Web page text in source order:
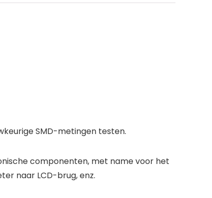
SMD-metingen testen.
componenten, met name voor het
naar LCD-brug, enz.